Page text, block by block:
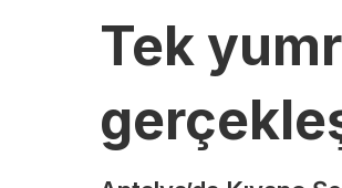
Tek